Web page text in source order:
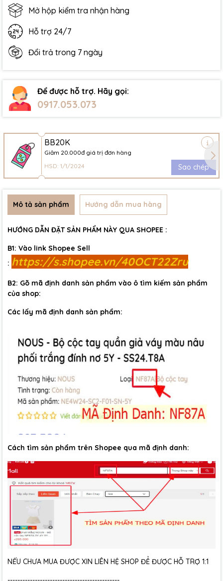
Mở hộp kiểm tra nhận hàng
Hỗ trợ 24/7
Đổi trả trong 7 ngày
Để được hỗ trợ. Hãy gọi:
0917.053.073
BB20K
Giảm 20.000đ giá trị đơn hàng
HSD: 1/1/2024
Sao chép
Mô tả sản phẩm Hướng dẫn mua hàng
HƯỚNG DẪN ĐẶT SẢN PHẨM NÀY QUA SHOPEE :
B1: Vào link Shopee Sell
: https://s.shopee.vn/40OCT22Zru
B2: Gõ mã định danh sản phẩm vào ô tìm kiếm sản phẩm
của shop:
Các lấy mã định danh sản phẩm:
Cách tìm sản phẩm trên Shopee qua mã định danh:
NẾU CHƯA MUA ĐƯỢC XIN LIÊN HỆ SHOP ĐỂ ĐƯỢC HỖ TRỢ 1:1